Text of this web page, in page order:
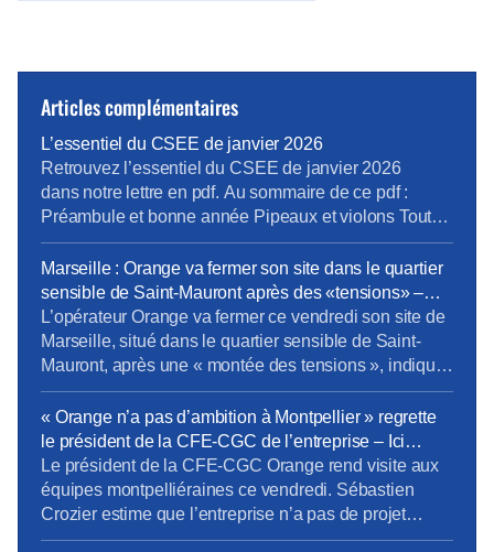
Articles complémentaires
L’essentiel du CSEE de janvier 2026
Retrouvez l’essentiel du CSEE de janvier 2026
dans notre lettre en pdf. Au sommaire de ce pdf :
Préambule et bonne année Pipeaux et violons Tout
va bien madame la marquise Cro-Magnon et
Neandertal Prochain CSEE pour vos élus du 24 au
26 mars.
Marseille : Orange va fermer son site dans le quartier
sensible de Saint-Mauront après des «tensions» –
Europe 1
L’opérateur Orange va fermer ce vendredi son site de
Marseille, situé dans le quartier sensible de Saint-
Mauront, après une « montée des tensions », indique
la direction régionale du groupe. Environ 1.000
personnes travaillent dans ces locaux de la cité
phocéenne. L’entreprise attend « un retour à une
situation apaisée dans le quartier ». […]Les salariés
ont dû être […]
« Orange n’a pas d’ambition à Montpellier » regrette
le président de la CFE-CGC de l’entreprise – Ici
l’Herault
Le président de la CFE-CGC Orange rend visite aux
équipes montpelliéraines ce vendredi. Sébastien
Crozier estime que l’entreprise n’a pas de projet
ambitieux dans la métropole et que les salariés se